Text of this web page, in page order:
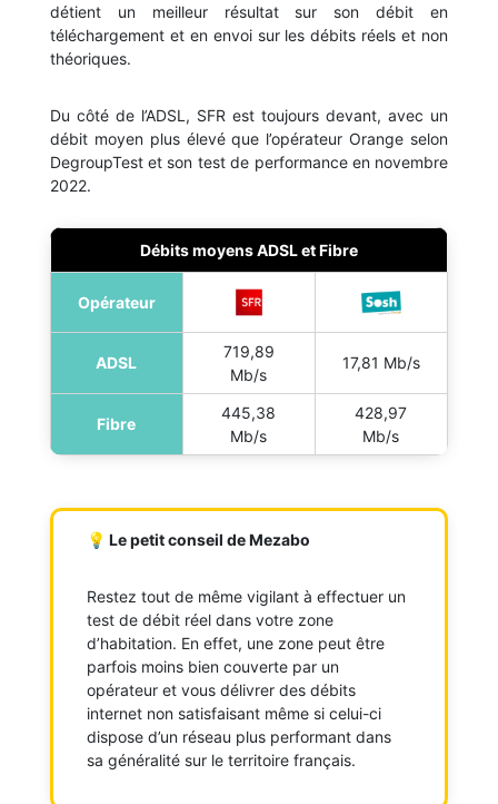
détient un meilleur résultat sur son débit en
téléchargement et en envoi sur les débits réels et non
théoriques.
Du côté de l’ADSL, SFR est toujours devant, avec un
débit moyen plus élevé que l’opérateur Orange selon
DegroupTest et son test de performance en novembre
2022.
Débits moyens ADSL et Fibre
Opérateur
ADSL
719,89
Mb/s
17,81 Mb/s
Fibre
445,38
Mb/s
428,97
Mb/s
💡 Le petit conseil de Mezabo
Restez tout de même vigilant à effectuer un
test de débit réel dans votre zone
d’habitation. En effet, une zone peut être
parfois moins bien couverte par un
opérateur et vous délivrer des débits
internet non satisfaisant même si celui-ci
dispose d’un réseau plus performant dans
sa généralité sur le territoire français.